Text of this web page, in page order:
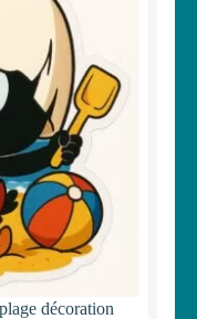
décoration